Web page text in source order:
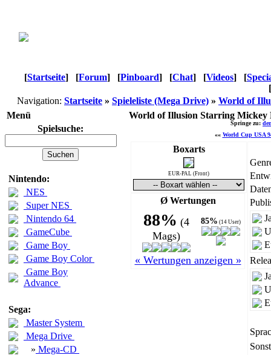
[Startseite] [Forum] [Pinboard] [Chat] [Videos] [
[
Navigation: Startseite » Spieleliste (Mega Drive) » World of
Menü
World of Illusion Starring
Spielsuche:
Nintendo:
NES
Super NES
Nintendo 64
GameCube
Game Boy
Game Boy Color
Game Boy
Advance
Sega:
Master System
Mega Drive
» Mega-CD
Springe zu:
«« World Cup USA
Boxarts
EUR-PAL (Front)
Ø Wertungen
88% (4
Mags)
85% (14 User)
« Wertungen anzeigen »